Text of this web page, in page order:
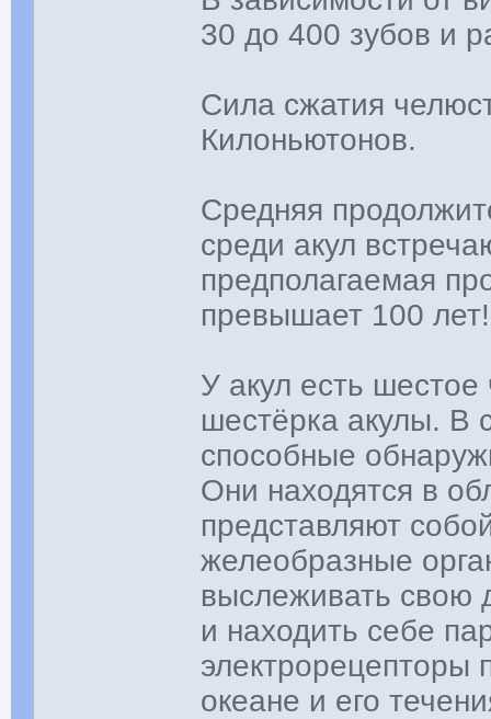
30 до 400 зубов и
Сила сжатия
Килоньютонов.
Средняя
среди акул
предполагаемая
превышает 100 лет!
У акул есть
шестёрка акулы. В
способные
Они находятся в
представляют
желеобразные
выслеживать свою
и находить себе
электрорецепторы
океане и его